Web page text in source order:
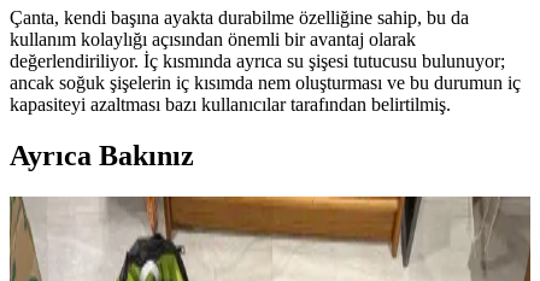
Çanta, kendi başına ayakta durabilme özelliğine sahip, bu da
kullanım kolaylığı açısından önemli bir avantaj olarak
değerlendiriliyor. İç kısmında ayrıca su şişesi tutucusu bulunuyor;
ancak soğuk şişelerin iç kısımda nem oluşturması ve bu durumun iç
kapasiteyi azaltması bazı kullanıcılar tarafından belirtilmiş.
Ayrıca Bakınız
Modifiye Edilmiş Vintage REI Sırt Çantası: Hafiflik
ve Fonksiyonellik Üzerine Teknik İnceleme